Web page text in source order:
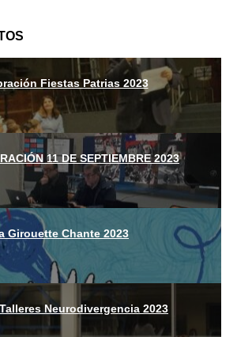
Fiestas Patrias 2023
11 DE SEPTIEMBRE 2023
Girouette Chante 2023
Neurodivergencia 2023